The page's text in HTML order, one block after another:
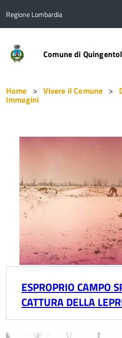
Regione Lombardia
Comune di
Home Vivere il Comune
Immagini
ESPROPRIO CAMPO
CATTURA DELLA